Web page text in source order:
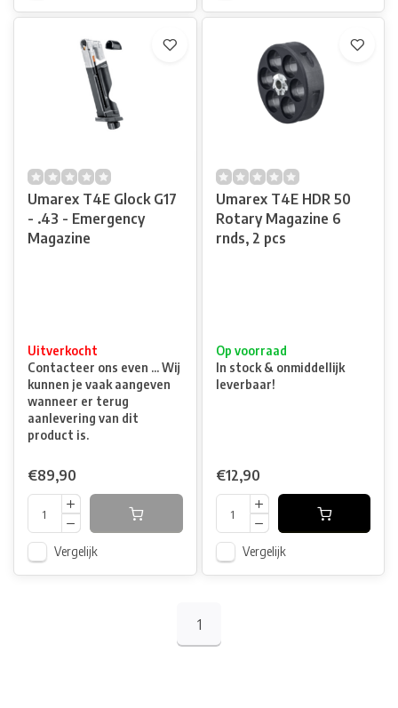
Umarex T4E Glock G17
- .43 - Emergency
Magazine
Uitverkocht
Contacteer ons even ... Wij
kunnen je vaak aangeven
wanneer er terug
aanlevering van dit
product is.
€89,90
Vergelijk
Umarex T4E HDR 50
Rotary Magazine 6
rnds, 2 pcs
Op voorraad
In stock & onmiddellijk
leverbaar!
€12,90
Vergelijk
1